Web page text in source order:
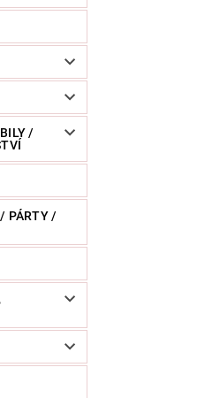
/
PÁRTY /